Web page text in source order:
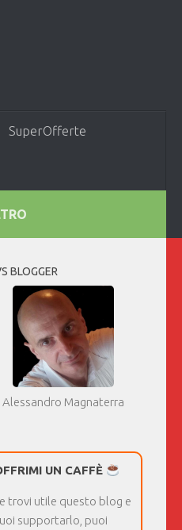
SuperOfferte
BLOGGER
Alessandro Magnaterra
UN CAFFÈ
trovi utile questo blog e
supportarlo, puoi